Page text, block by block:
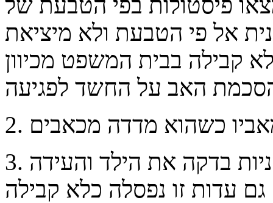
אל פי הטבעת ולא מיציאת
קבילה בבית המשפט מכיוון
3. פסיכולוגית מומחית לזיהוי פגיעות מיניות בדקה את הילד והעידה
עדות זו נפסלה כלא קבילה